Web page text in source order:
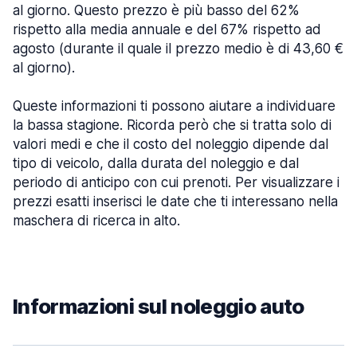
al giorno. Questo prezzo è più basso del 62%
rispetto alla media annuale e del 67% rispetto ad
agosto (durante il quale il prezzo medio è di 43,60 €
al giorno).
Queste informazioni ti possono aiutare a individuare
la bassa stagione. Ricorda però che si tratta solo di
valori medi e che il costo del noleggio dipende dal
tipo di veicolo, dalla durata del noleggio e dal
periodo di anticipo con cui prenoti. Per visualizzare i
prezzi esatti inserisci le date che ti interessano nella
maschera di ricerca in alto.
Informazioni sul noleggio auto